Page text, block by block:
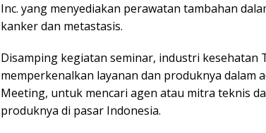
Inc. yang menyediakan perawatan tambahan
kanker dan metastasis.
Disamping kegiatan seminar, industri kesehatan
memperkenalkan layanan dan produknya dalam
Meeting, untuk mencari agen atau mitra teknis
produknya di pasar Indonesia.